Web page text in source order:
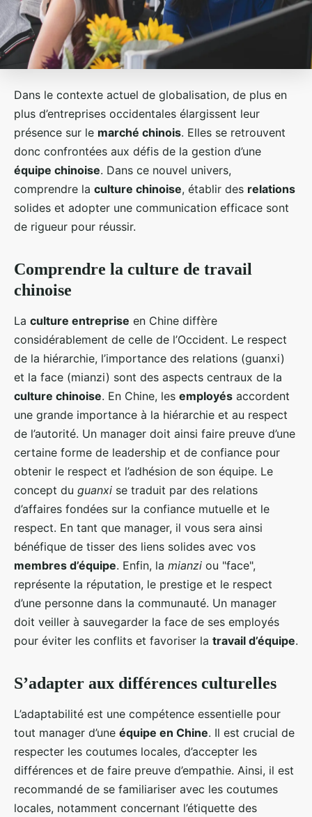
Dans le contexte actuel de globalisation, de plus en
plus d’entreprises occidentales élargissent leur
présence sur le marché chinois. Elles se retrouvent
donc confrontées aux défis de la gestion d’une
équipe chinoise. Dans ce nouvel univers,
comprendre la culture chinoise, établir des relations
solides et adopter une communication efficace sont
de rigueur pour réussir.
Comprendre la culture de travail
chinoise
La culture entreprise en Chine diffère
considérablement de celle de l’Occident. Le respect
de la hiérarchie, l’importance des relations (guanxi)
et la face (mianzi) sont des aspects centraux de la
culture chinoise. En Chine, les employés accordent
une grande importance à la hiérarchie et au respect
de l’autorité. Un manager doit ainsi faire preuve d’une
certaine forme de leadership et de confiance pour
obtenir le respect et l’adhésion de son équipe. Le
concept du guanxi se traduit par des relations
d’affaires fondées sur la confiance mutuelle et le
respect. En tant que manager, il vous sera ainsi
bénéfique de tisser des liens solides avec vos
membres d’équipe. Enfin, la mianzi ou "face",
représente la réputation, le prestige et le respect
d’une personne dans la communauté. Un manager
doit veiller à sauvegarder la face de ses employés
pour éviter les conflits et favoriser la travail d’équipe.
S’adapter aux différences culturelles
L’adaptabilité est une compétence essentielle pour
tout manager d’une équipe en Chine. Il est crucial de
respecter les coutumes locales, d’accepter les
différences et de faire preuve d’empathie. Ainsi, il est
recommandé de se familiariser avec les coutumes
locales, notamment concernant l’étiquette des